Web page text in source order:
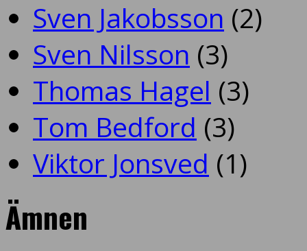
Sven Jakobsson (2)
Sven Nilsson (3)
Thomas Hagel (3)
Tom Bedford (3)
Viktor Jonsved (1)
Ämnen